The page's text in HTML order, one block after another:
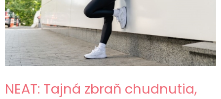
NEAT: Tajná zbraň chudnutia,